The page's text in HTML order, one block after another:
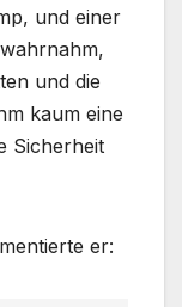
und einer
und die
kaum eine
Sicherheit
er: